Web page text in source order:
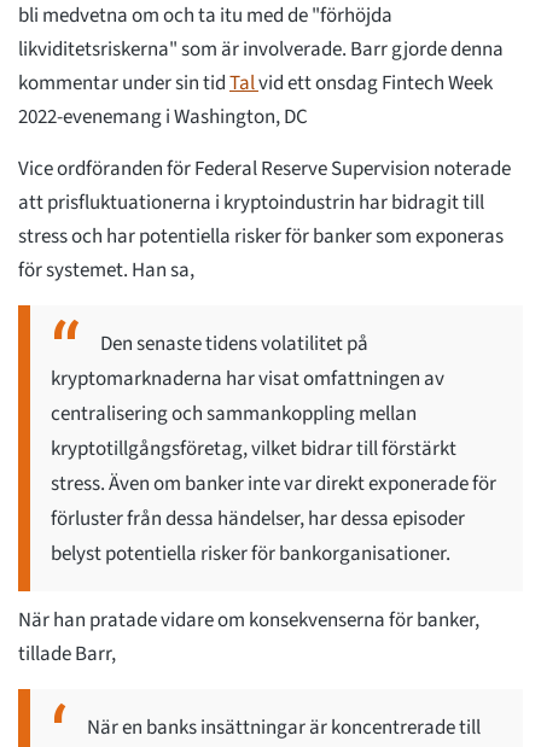
bli medvetna om och ta itu med de "förhöjda
likviditetsriskerna" som är involverade. Barr gjorde denna
kommentar under sin tidTalvid ett onsdag Fintech Week
2022-evenemang i Washington, DC
Vice ordföranden för Federal Reserve Supervision noterade
att prisfluktuationerna i kryptoindustrin har bidragit till
stress och har potentiella risker för banker som exponeras
för systemet. Han sa,
Den senaste tidens volatilitet på
kryptomarknaderna har visat omfattningen av
centralisering och sammankoppling mellan
kryptotillgångsföretag, vilket bidrar till förstärkt
stress. Även om banker inte var direkt exponerade för
förluster från dessa händelser, har dessa episoder
belyst potentiella risker för bankorganisationer.
När han pratade vidare om konsekvenserna för banker,
tillade Barr,
När en banks insättningar är koncentrerade till